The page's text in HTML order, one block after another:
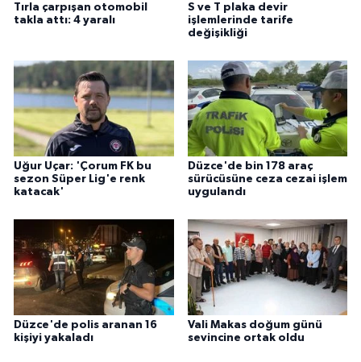
Tırla çarpışan otomobil
takla attı: 4 yaralı
S ve T plaka devir
işlemlerinde tarife
değişikliği
Uğur Uçar: 'Çorum FK bu
sezon Süper Lig'e renk
katacak'
Düzce'de bin 178 araç
sürücüsüne ceza cezai işlem
uygulandı
Düzce'de polis aranan 16
kişiyi yakaladı
Vali Makas doğum günü
sevincine ortak oldu
TEKNOLOJİ
Turizm
ÜLKE GÜNDEMİ
YAŞAM
YEREL
Yerel Haberler